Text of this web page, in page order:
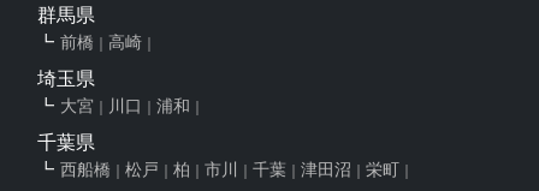
群馬県
前橋 高崎
埼玉県
大宮 川口 浦和
千葉県
西船橋 松戸 柏 市川 千葉 津田沼 栄町